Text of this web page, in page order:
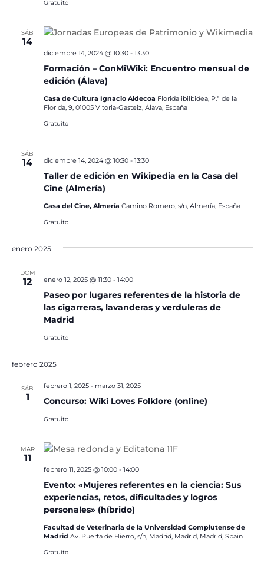
Gratuito
SÁB
14
Formación – ConMiWiki: Encuentro mensual de
edición (Álava)
diciembre 14, 2024 @ 10:30- 13:30
Casa de Cultura Ignacio Aldecoa Florida ibilbidea, P.º de la
Florida, 9, 01005 Vitoria-Gasteiz, Álava, España
Gratuito
SÁB
14
Taller de edición en Wikipedia en la Casa del
Cine (Almería)
diciembre 14, 2024 @ 10:30- 13:30
Casa del Cine, Almería Camino Romero, s/n, Almería, España
Gratuito
enero 2025
DOM
12
Paseo por lugares referentes de la historia de
las cigarreras, lavanderas y verduleras de
Madrid
enero 12, 2025 @ 11:30- 14:00
Gratuito
febrero 2025
SÁB
1 Concurso: Wiki Loves Folklore (online)
febrero 1, 2025- marzo 31, 2025
Gratuito
MAR
11
Evento: «Mujeres referentes en la ciencia: Sus
experiencias, retos, dificultades y logros
personales» (híbrido)
febrero 11, 2025 @ 10:00- 14:00
Facultad de Veterinaria de la Universidad Complutense de
Madrid Av. Puerta de Hierro, s/n, Madrid, Madrid, Madrid, Spain
Gratuito